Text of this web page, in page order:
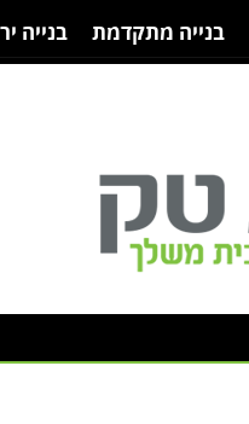
בנייה מתקדמת בנייה